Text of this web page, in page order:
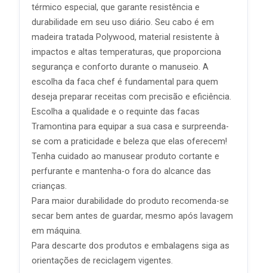
térmico especial, que garante resistência e
durabilidade em seu uso diário. Seu cabo é em
madeira tratada Polywood, material resistente à
impactos e altas temperaturas, que proporciona
segurança e conforto durante o manuseio. A
escolha da faca chef é fundamental para quem
deseja preparar receitas com precisão e eficiência.
Escolha a qualidade e o requinte das facas
Tramontina para equipar a sua casa e surpreenda-
se com a praticidade e beleza que elas oferecem!
Tenha cuidado ao manusear produto cortante e
perfurante e mantenha-o fora do alcance das
crianças.
Para maior durabilidade do produto recomenda-se
secar bem antes de guardar, mesmo após lavagem
em máquina.
Para descarte dos produtos e embalagens siga as
orientações de reciclagem vigentes.